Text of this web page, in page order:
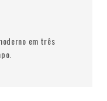
em três